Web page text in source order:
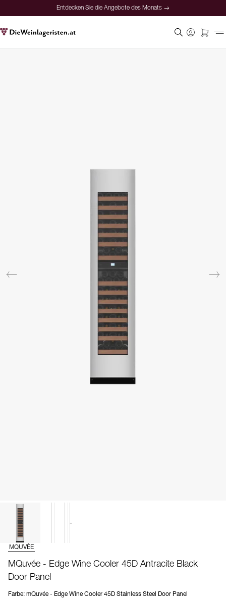
Entdecken Sie die Angebote des Monats →
MQUVÉE
MQuvée - Edge Wine Cooler 45D Antracite Black
Door Panel
Farbe: mQuvée - Edge Wine Cooler 45D Stainless Steel Door Panel